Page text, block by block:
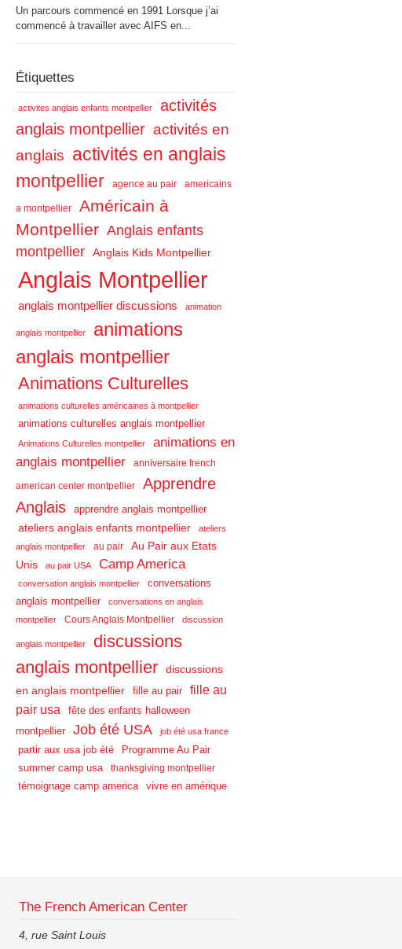
Un parcours commencé en 1991 Lorsque j’ai
commencé à travailler avec AIFS en...
Étiquettes
activites anglais enfants montpellier
activités
anglais montpellier activités en
anglais activités en anglais
montpellier
agence au pair americains
a montpellier
Américain à
Montpellier Anglais enfants
montpellier
Anglais Kids Montpellier
Anglais Montpellier
anglais montpellier discussions animation
anglais montpellier
animations
anglais montpellier
Animations Culturelles
animations culturelles américaines à montpellier
animations culturelles anglais montpellier
Animations Culturelles montpellier
animations en
anglais montpellier
anniversaire french
american center montpellier
Apprendre
Anglais
apprendre anglais montpellier
ateliers anglais enfants montpellier
ateliers
anglais montpellier
au pair
Au Pair aux Etats
Unis
au pair USA Camp America
conversation anglais montpellier
conversations
anglais montpellier
conversations en anglais
montpellier
Cours Anglais Montpellier discussion
anglais montpellier
discussions
anglais montpellier
discussions
en anglais montpellier
fille au pair
fille au
pair usa
fête des enfants halloween
montpellier
Job été USA job été usa france
partir aux usa job été
Programme Au Pair
summer camp usa
thanksgiving montpellier
témoignage camp america vivre en amérique
The French American Center
4, rue Saint Louis